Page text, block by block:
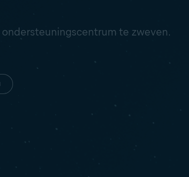
te zweven.